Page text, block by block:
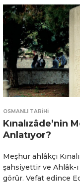
OSMANLI TARIHI
Kınalızâde’nin
Anlatıyor?
Meşhur ahlâkçı
şahsiyettir ve Ahlâk-
görür. Vefat edince